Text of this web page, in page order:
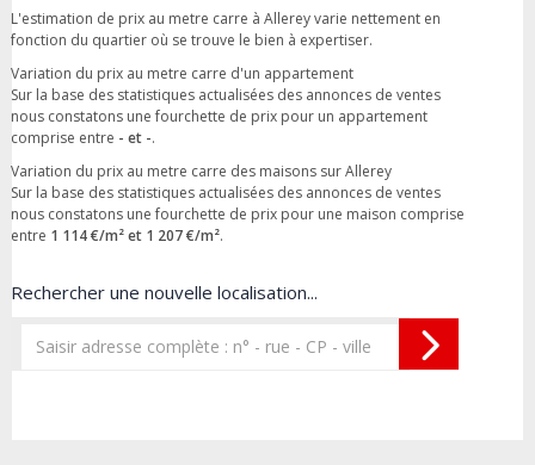
L'estimation de prix au metre carre à Allerey varie nettement en
fonction du quartier où se trouve le bien à expertiser.
Variation du prix au metre carre d'un appartement
Sur la base des statistiques actualisées des annonces de ventes
nous constatons une fourchette de prix pour un appartement
comprise entre - et -.
Variation du prix au metre carre des maisons sur Allerey
Sur la base des statistiques actualisées des annonces de ventes
nous constatons une fourchette de prix pour une maison comprise
entre 1 114 €/m² et 1 207 €/m².
Rechercher une nouvelle localisation...